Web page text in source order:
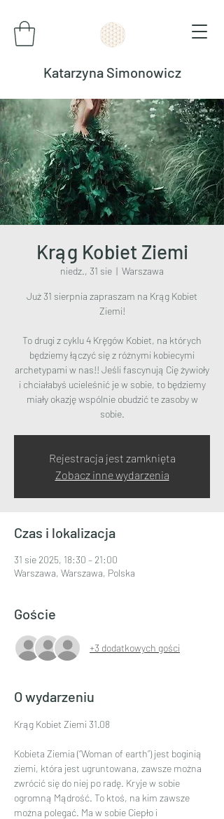
Katarzyna Simonowicz
Krąg Kobiet Ziemi
niedz., 31 sie
  |
Warszawa
Już 31 sierpnia zapraszam na Krąg Kobiet
Ziemi!
To drugi z cyklu 4 Kręgów Kobiet, na których
będziemy łączyć się z różnymi kobiecymi
archetypami w nas!! Jeśli fascynują Cię żywioły
i chciałabyś ucieleśnić je w sobie, to będziemy
miały okazję wspólnie obudzić te zasoby w
sobie.
Rejestracja jest zamknięta
Zobacz inne wydarzenia
Czas i lokalizacja
31 sie 2025, 18:30 – 21:00
Warszawa, Warszawa, Polska
Goście
+3 dodatkowych gości
O wydarzeniu
Krąg Kobiet Ziemi 31.08
Kobieta Ziemia (“Woman of earth”) jest boginią
ziemi, która jest ugruntowana, zawsze można
zwrócić się do niej po radę. Kryje w sobie
ogromną Mądrość. To ktoś, na kim zawsze
można polegać. Ma w sobie Ciepło i